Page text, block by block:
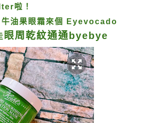
啦！
油果眼霜來個 Eyevocado
眼周乾紋通通byebye